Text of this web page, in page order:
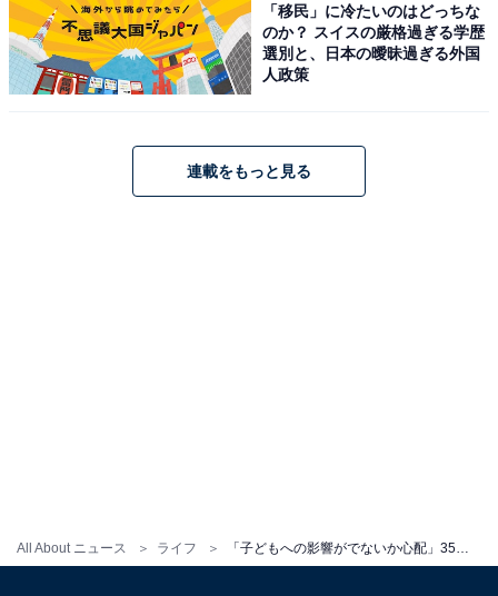
All About ニュース ライフ
※回答者のコメントは原文ママです
※エピソードは投稿者の当時のものです。現在とはサー
「移民」に冷たいのはどっちな
のか？ スイスの厳格過ぎる学歴
選別と、日本の曖昧過ぎる外国
人政策
連載をもっと見る